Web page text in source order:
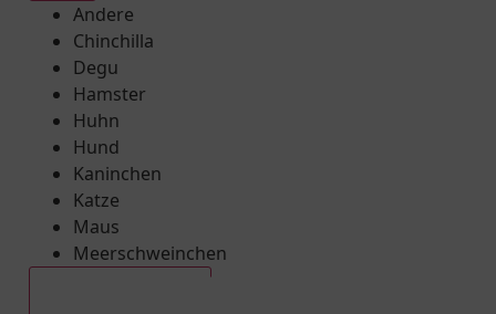
Andere
Chinchilla
Degu
Hamster
Huhn
Hund
Kaninchen
Katze
Maus
Meerschweinchen